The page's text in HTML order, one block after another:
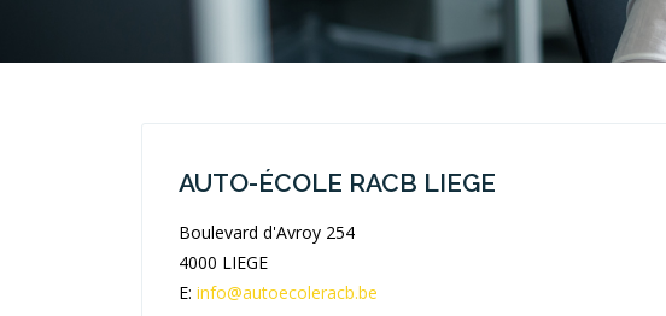
AUTO-ÉCOLE RACB LIEGE
Boulevard d'Avroy 254
4000 LIEGE
E: info@autoecoleracb.be